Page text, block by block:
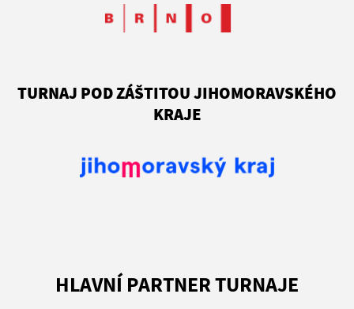
TURNAJ POD ZÁŠTITOU JIHOMORAVSKÉHO
KRAJE
HLAVNÍ PARTNER TURNAJE